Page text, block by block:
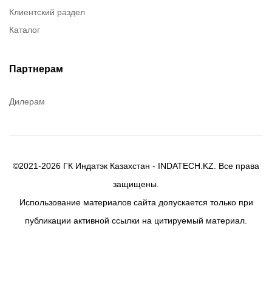
Клиентский раздел
Каталог
Партнерам
Дилерам
©2021-2026 ГК Индатэк Казахстан - INDATECH.KZ. Все права
защищены.
Использование материалов сайта допускается только при
публикации активной ссылки на цитируемый материал.